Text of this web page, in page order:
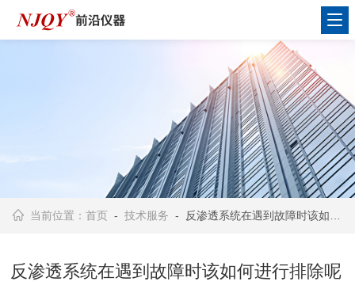
当前位置：首页 -技术服务 - 反渗透系统在遇到故障时该如何进行排除呢
反渗透系统在遇到故障时该如何进行排除呢